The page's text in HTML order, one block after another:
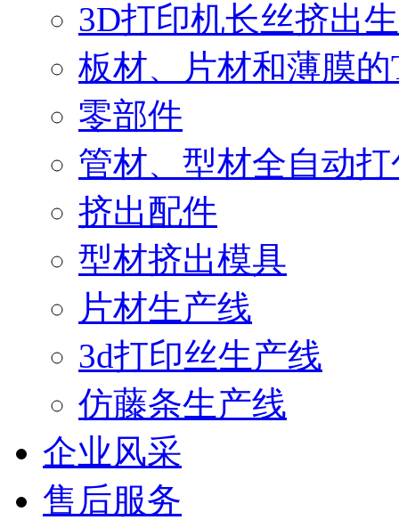
3D打印机长丝挤出
板材、片材和薄膜
零部件
管材、型材全自动
挤出配件
型材挤出模具
片材生产线
3d打印丝生产线
仿藤条生产线
企业风采
售后服务